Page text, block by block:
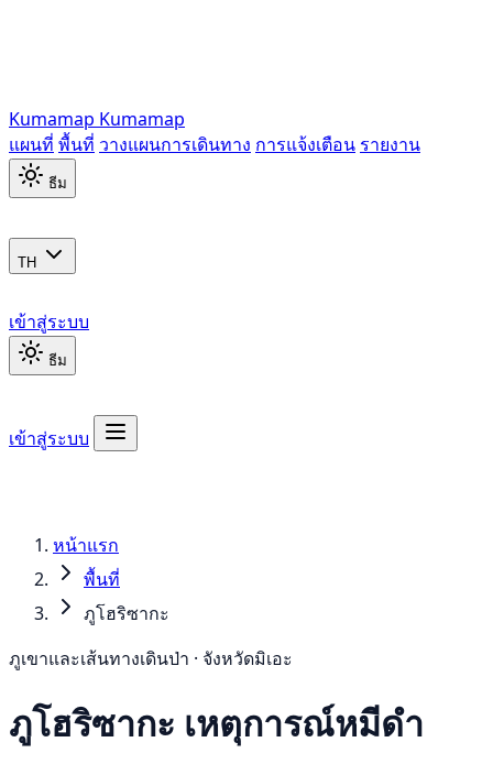
Kumamap Kumamap
แผนที่ พื้นที่ วางแผนการเดินทาง การแจ้งเตือน รายงาน
ธีม
TH
เข้าสู่ระบบ
ธีม
เข้าสู่ระบบ
หน้าแรก
พื้นที่
ภูโฮริซากะ
ภูเขาและเส้นทางเดินป่า · จังหวัดมิเอะ
ภูโฮริซากะ เหตุการณ์หมีดำ